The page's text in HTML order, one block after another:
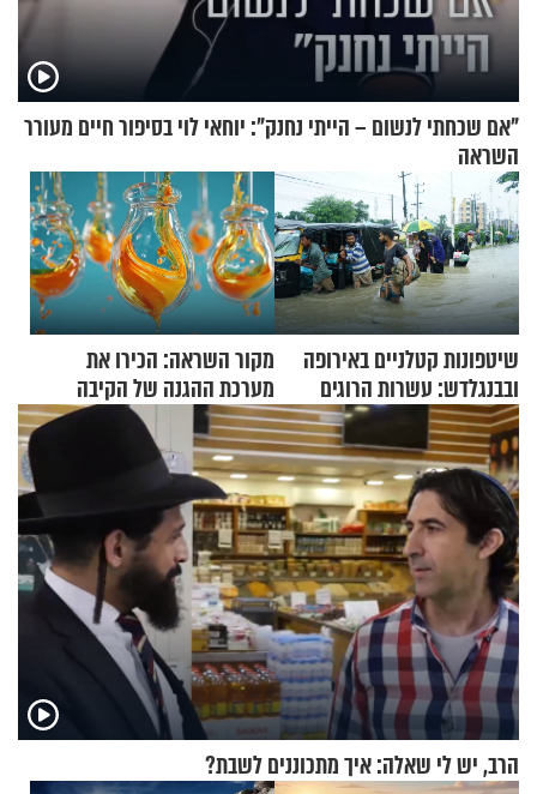
"אם שכחתי לנשום – הייתי נחנק": יוחאי לוי בסיפור חיים מעורר
השראה
שיטפונות קטלניים באירופה
ובבנגלדש: עשרות הרוגים
ומיליון נפגעים
מקור השראה: הכירו את
מערכת ההגנה של הקיבה
הרב, יש לי שאלה: איך מתכוננים לשבת?